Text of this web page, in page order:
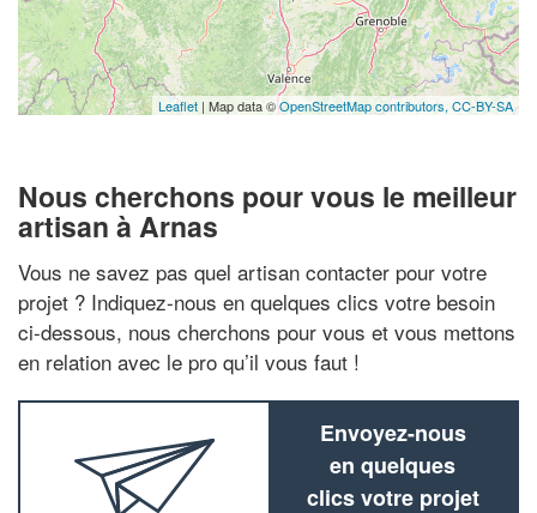
Leaflet | Map data ©OpenStreetMap contributors, CC-BY-SA
Nous cherchons pour vous le meilleur
artisan à Arnas
Vous ne savez pas quel artisan contacter pour votre
projet ? Indiquez-nous en quelques clics votre besoin
ci-dessous, nous cherchons pour vous et vous mettons
en relation avec le pro qu’il vous faut !
Envoyez-nous
en quelques
clics votre projet